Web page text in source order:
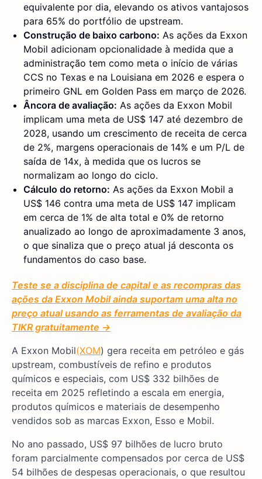
equivalente por dia, elevando os ativos vantajosos
para 65% do portfólio de upstream.
Construção de baixo carbono: As ações da Exxon
Mobil adicionam opcionalidade à medida que a
administração tem como meta o início de várias
CCS no Texas e na Louisiana em 2026 e espera o
primeiro GNL em Golden Pass em março de 2026.
Âncora de avaliação: As ações da Exxon Mobil
implicam uma meta de US$ 147 até dezembro de
2028, usando um crescimento de receita de cerca
de 2%, margens operacionais de 14% e um P/L de
saída de 14x, à medida que os lucros se
normalizam ao longo do ciclo.
Cálculo do retorno: As ações da Exxon Mobil a
US$ 146 contra uma meta de US$ 147 implicam
em cerca de 1% de alta total e 0% de retorno
anualizado ao longo de aproximadamente 3 anos,
o que sinaliza que o preço atual já desconta os
fundamentos do caso base.
Teste se a disciplina de capital e as recompras das
ações da Exxon Mobil ainda suportam uma alta no
preço atual usando as ferramentas de avaliação da
TIKR gratuitamente →
A Exxon Mobil(XOM) gera receita em petróleo e gás
upstream, combustíveis de refino e produtos
químicos e especiais, com US$ 332 bilhões de
receita em 2025 refletindo a escala em energia,
produtos químicos e materiais de desempenho
vendidos sob as marcas Exxon, Esso e Mobil.
No ano passado, US$ 97 bilhões de lucro bruto
foram parcialmente compensados por cerca de US$
54 bilhões de despesas operacionais, o que resultou